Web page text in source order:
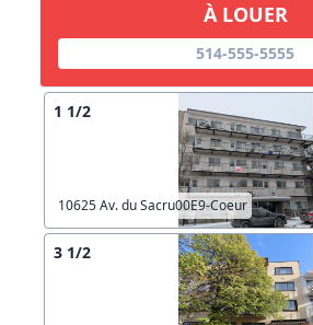
À LOUER
514-555-5555
1 1/2
10625 Av. du Sacru00E9-Coeur
3 1/2
X Fermer